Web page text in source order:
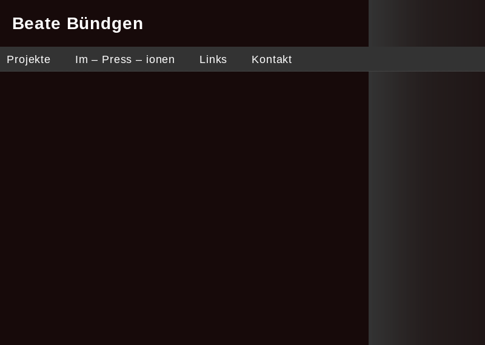
Beate Bündgen
Projekte Im – Press – ionen Links Kontakt